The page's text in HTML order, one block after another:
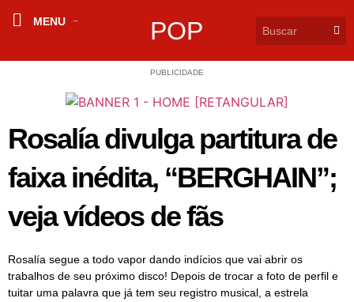
MENU POP
PUBLICIDADE
Rosalía divulga partitura de
faixa inédita, “BERGHAIN”;
veja vídeos de fãs
Rosalía segue a todo vapor dando indícios que vai abrir os
trabalhos de seu próximo disco! Depois de trocar a foto de perfil e
tuitar uma palavra que já tem seu registro musical, a estrela